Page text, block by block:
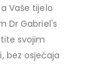
Vaše tijelo
Dr Gabriel's
svojim
bez osjećaja